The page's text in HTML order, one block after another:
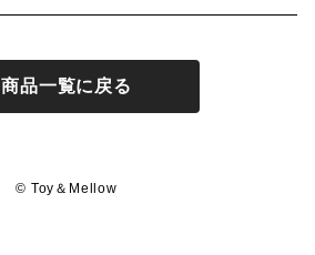
商品一覧に戻る
© Toy＆Mellow